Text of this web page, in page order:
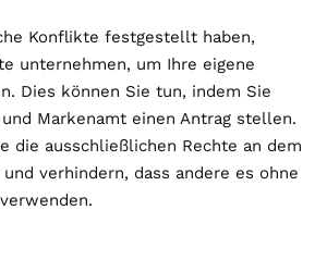
Konflikte festgestellt haben,
unternehmen, um Ihre eigene
Dies können Sie tun, indem Sie
Markenamt einen Antrag stellen.
die ausschließlichen Rechte an dem
verhindern, dass andere es ohne